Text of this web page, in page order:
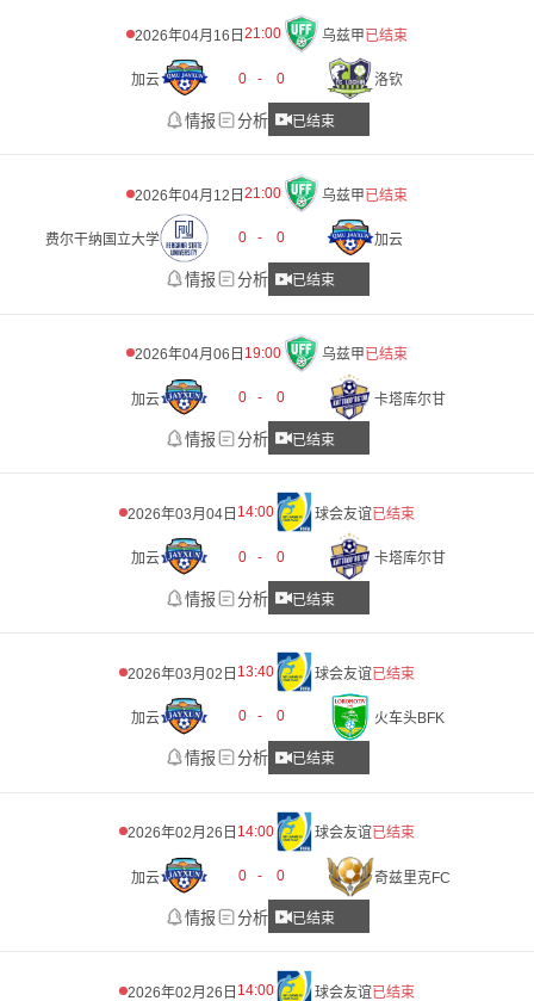
2026年04月16日 21:00 乌兹甲已结束
加云 0 - 0 洛钦
情报 分析 已结束
2026年04月12日 21:00 乌兹甲已结束
费尔干纳国立大学 0 - 0 加云
情报 分析 已结束
2026年04月06日 19:00 乌兹甲已结束
加云 0 - 0 卡塔库尔甘
情报 分析 已结束
2026年03月04日 14:00 球会友谊已结束
加云 0 - 0 卡塔库尔甘
情报 分析 已结束
2026年03月02日 13:40 球会友谊已结束
加云 0 - 0 火车头BFK
情报 分析 已结束
2026年02月26日 14:00 球会友谊已结束
加云 0 - 0 奇兹里克FC
情报 分析 已结束
2026年02月26日 14:00 球会友谊已结束